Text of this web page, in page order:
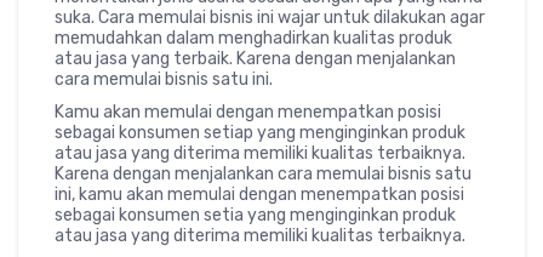
suka. Cara memulai bisnis ini wajar untuk dilakukan agar
memudahkan dalam menghadirkan kualitas produk
atau jasa yang terbaik. Karena dengan menjalankan
cara memulai bisnis satu ini.
Kamu akan memulai dengan menempatkan posisi
sebagai konsumen setiap yang menginginkan produk
atau jasa yang diterima memiliki kualitas terbaiknya.
Karena dengan menjalankan cara memulai bisnis satu
ini, kamu akan memulai dengan menempatkan posisi
sebagai konsumen setia yang menginginkan produk
atau jasa yang diterima memiliki kualitas terbaiknya.